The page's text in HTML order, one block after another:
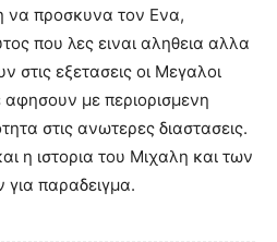
να προσκυνα τον Ενα,
που λες ειναι αληθεια αλλα
στις εξετασεις οι Μεγαλοι
με περιορισμενη
στις ανωτερες διαστασεις.
η ιστορια του Μιχαλη και των
παραδειγμα.